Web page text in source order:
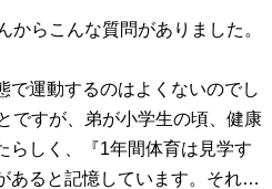
らこんな質問がありました。
で運動するのはよくないのでし
ですが、弟が小学生の頃、健康
らしく、『1年間体育は見学す
あると記憶しています。それ…